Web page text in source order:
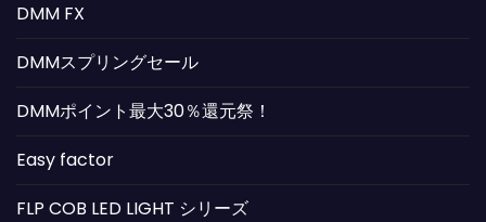
DMM FX
DMMスプリングセール
DMMポイント最大30％還元祭！
Easy factor
FLP COB LED LIGHT シリーズ